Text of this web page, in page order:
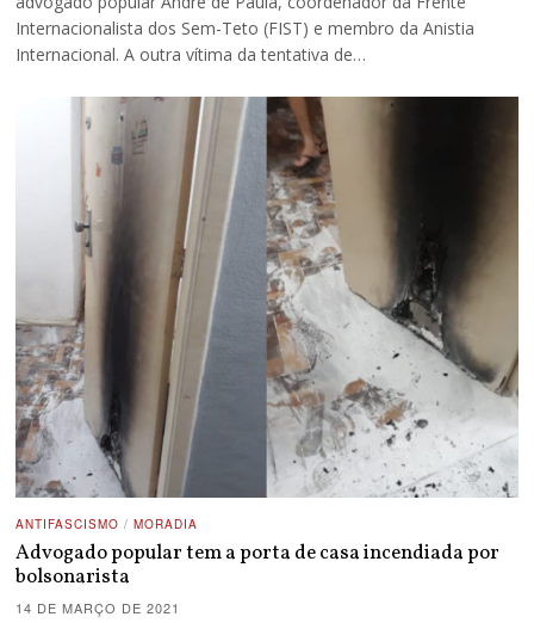
Internacionalista dos Sem-Teto (FIST) e membro da Anistia
Internacional. A outra vítima da tentativa de…
ANTIFASCISMO / MORADIA
Advogado popular tem a porta de casa incendiada por
bolsonarista
14 DE MARÇO DE 2021